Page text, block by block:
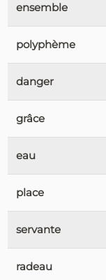
ensemble
polyphème
danger
grâce
eau
place
servante
radeau